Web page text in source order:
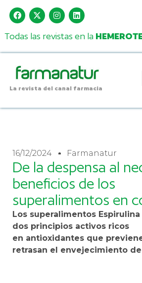
Todas las revistas en la
La revista del canal farmacia
16/12/2024 Farmanatur
De la despensa al
beneficios de los
superalimentos en
Los superalimentos
dos principios activos ricos
en antioxidantes que
retrasan el envejecimiento